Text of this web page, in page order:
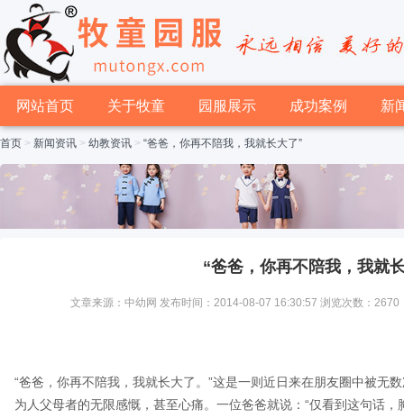
网站首页 关于牧童 园服展示 成功案例 新
首页 > 新闻资讯 > 幼教资讯 > “爸爸，你再不陪我，我就长大了”
“爸爸，你再不陪我，我就
文章来源：中幼网 发布时间：2014-08-07 16:30:57 浏览次数：2670
“爸爸，你再不陪我，我就长大了。”这是一则近日来在朋友圈中被无
为人父母者的无限感慨，甚至心痛。一位爸爸就说：“仅看到这句话